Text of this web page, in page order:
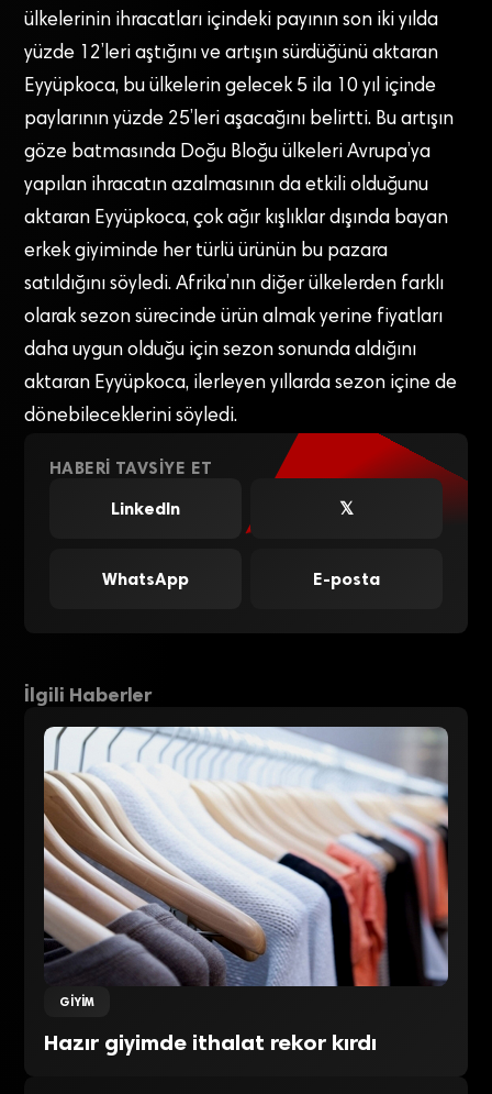
ülkelerinin ihracatları içindeki payının son iki yılda
yüzde 12’leri aştığını ve artışın sürdüğünü aktaran
Eyyüpkoca, bu ülkelerin gelecek 5 ila 10 yıl içinde
paylarının yüzde 25’leri aşacağını belirtti. Bu artışın
göze batmasında Doğu Bloğu ülkeleri Avrupa’ya
yapılan ihracatın azalmasının da etkili olduğunu
aktaran Eyyüpkoca, çok ağır kışlıklar dışında bayan
erkek giyiminde her türlü ürünün bu pazara
satıldığını söyledi. Afrika’nın diğer ülkelerden farklı
olarak sezon sürecinde ürün almak yerine fiyatları
daha uygun olduğu için sezon sonunda aldığını
aktaran Eyyüpkoca, ilerleyen yıllarda sezon içine de
dönebileceklerini söyledi.
HABERI TAVSIYE ET
LinkedIn
𝕏
WhatsApp E-posta
İlgili Haberler
GIYIM
Hazır giyimde ithalat rekor kırdı